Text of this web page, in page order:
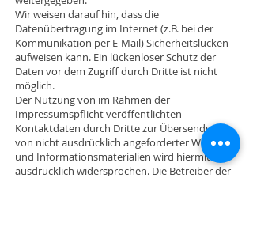
Wir weisen darauf hin, dass die
Datenübertragung im Internet (z.B. bei der
Kommunikation per E-Mail) Sicherheitslücken
aufweisen kann. Ein lückenloser Schutz der
Daten vor dem Zugriff durch Dritte ist nicht
möglich.
Der Nutzung von im Rahmen der
Impressumspflicht veröffentlichten
Kontaktdaten durch Dritte zur Übersendung
von nicht ausdrücklich angeforderter Werbung
und Informationsmaterialien wird hiermit
ausdrücklich widersprochen. Die Betreiber der